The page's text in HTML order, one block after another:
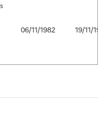
06/11/1982 19/11/